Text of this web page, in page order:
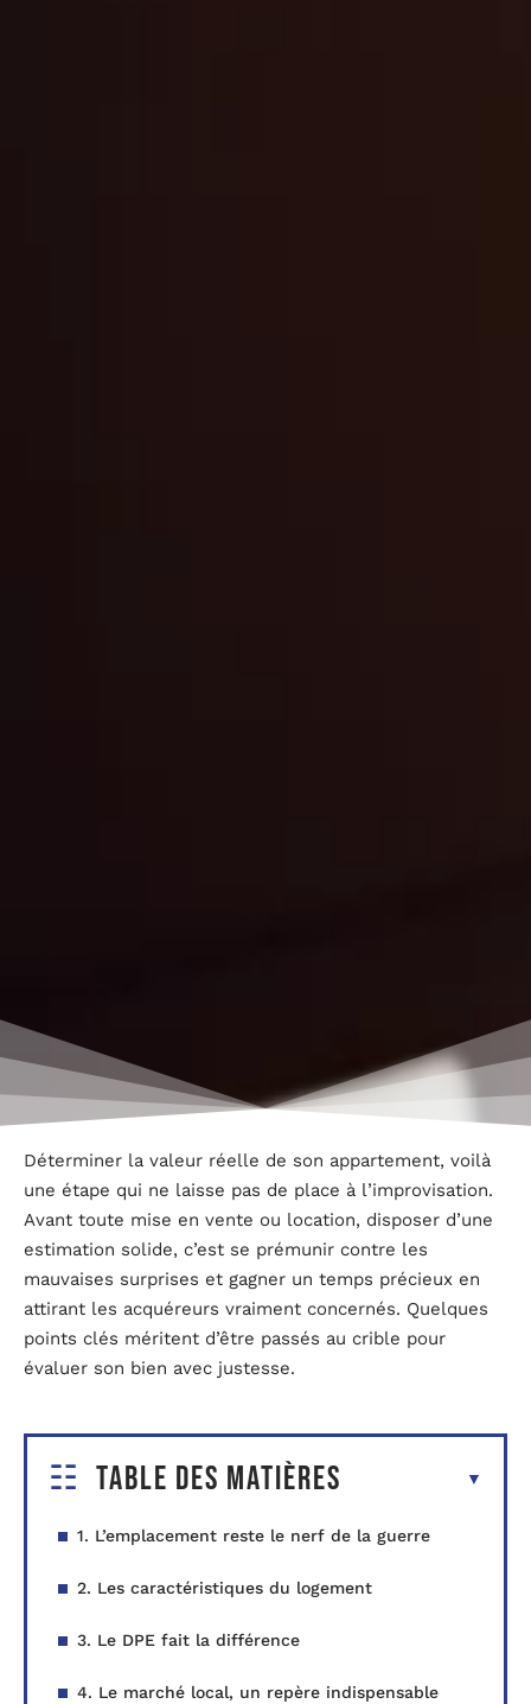
Déterminer la valeur réelle de son appartement, voilà
une étape qui ne laisse pas de place à l’improvisation.
Avant toute mise en vente ou location, disposer d’une
estimation solide, c’est se prémunir contre les
mauvaises surprises et gagner un temps précieux en
attirant les acquéreurs vraiment concernés. Quelques
points clés méritent d’être passés au crible pour
évaluer son bien avec justesse.
Table des matières
1. L’emplacement reste le nerf de la guerre
2. Les caractéristiques du logement
3. Le DPE fait la différence
4. Le marché local, un repère indispensable